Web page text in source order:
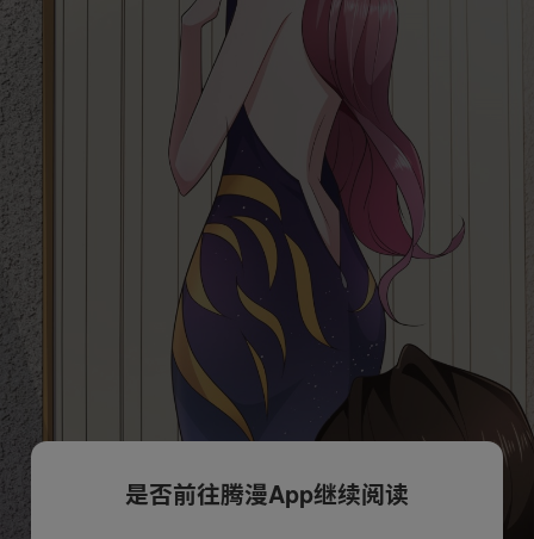
是否前往腾漫App继续阅读